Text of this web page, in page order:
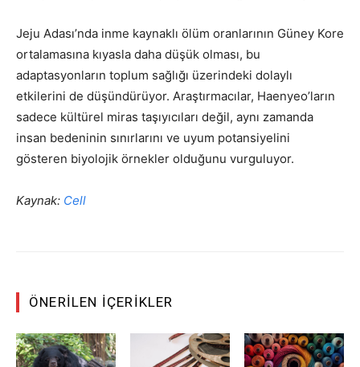
Jeju Adası’nda inme kaynaklı ölüm oranlarının Güney Kore
ortalamasına kıyasla daha düşük olması, bu
adaptasyonların toplum sağlığı üzerindeki dolaylı
etkilerini de düşündürüyor. Araştırmacılar, Haenyeo’ların
sadece kültürel miras taşıyıcıları değil, aynı zamanda
insan bedeninin sınırlarını ve uyum potansiyelini
gösteren biyolojik örnekler olduğunu vurguluyor.
Kaynak: Cell
ÖNERILEN İÇERIKLER